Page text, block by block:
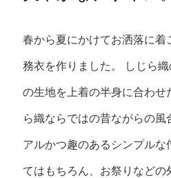
春から夏にかけてお洒落に着
務衣を作りました。 しじら
の生地を上着の半身に合わせ
ら織ならではの昔ながらの風
アルかつ趣のあるシンプルな
てはもちろん、お祭りなどの